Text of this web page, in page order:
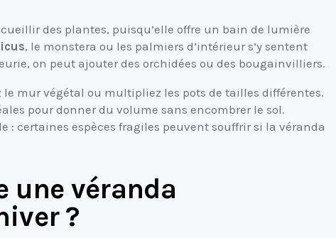
des plantes, puisqu’elle offre un bain de lumière
, le monstera ou les palmiers d’intérieur s’y sentent
on peut ajouter des orchidées ou des bougainvilliers.
le mur végétal ou multipliez les pots de tailles différentes.
pour donner du volume sans encombrer le sol.
: certaines espèces fragiles peuvent souffrir si la véranda
une véranda
?